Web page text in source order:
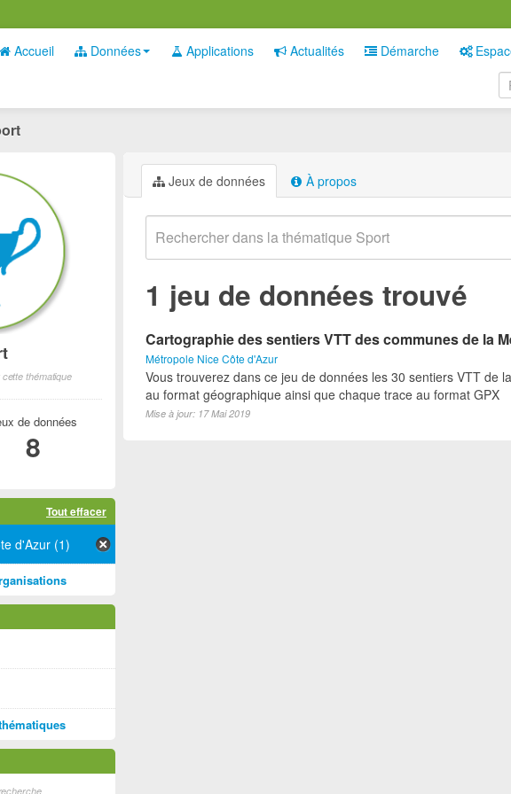
Accueil Données Applications Actualités Démarche
Jeux de données À propos
1 jeu de données trouvé
Cartographie des sentiers VTT des communes de la
Métropole Nice Côte d'Azur
Vous trouverez dans ce jeu de données les 30 sentiers VTT de
au format géographique ainsi que chaque trace au format GPX
Mise à jour: 17 Mai 2019
thématique
de données
8
Tout effacer
d'Azur (1)